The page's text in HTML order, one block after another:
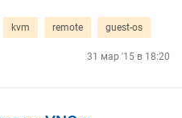
kvm remote guest-os
31 мар '15 в 18:20